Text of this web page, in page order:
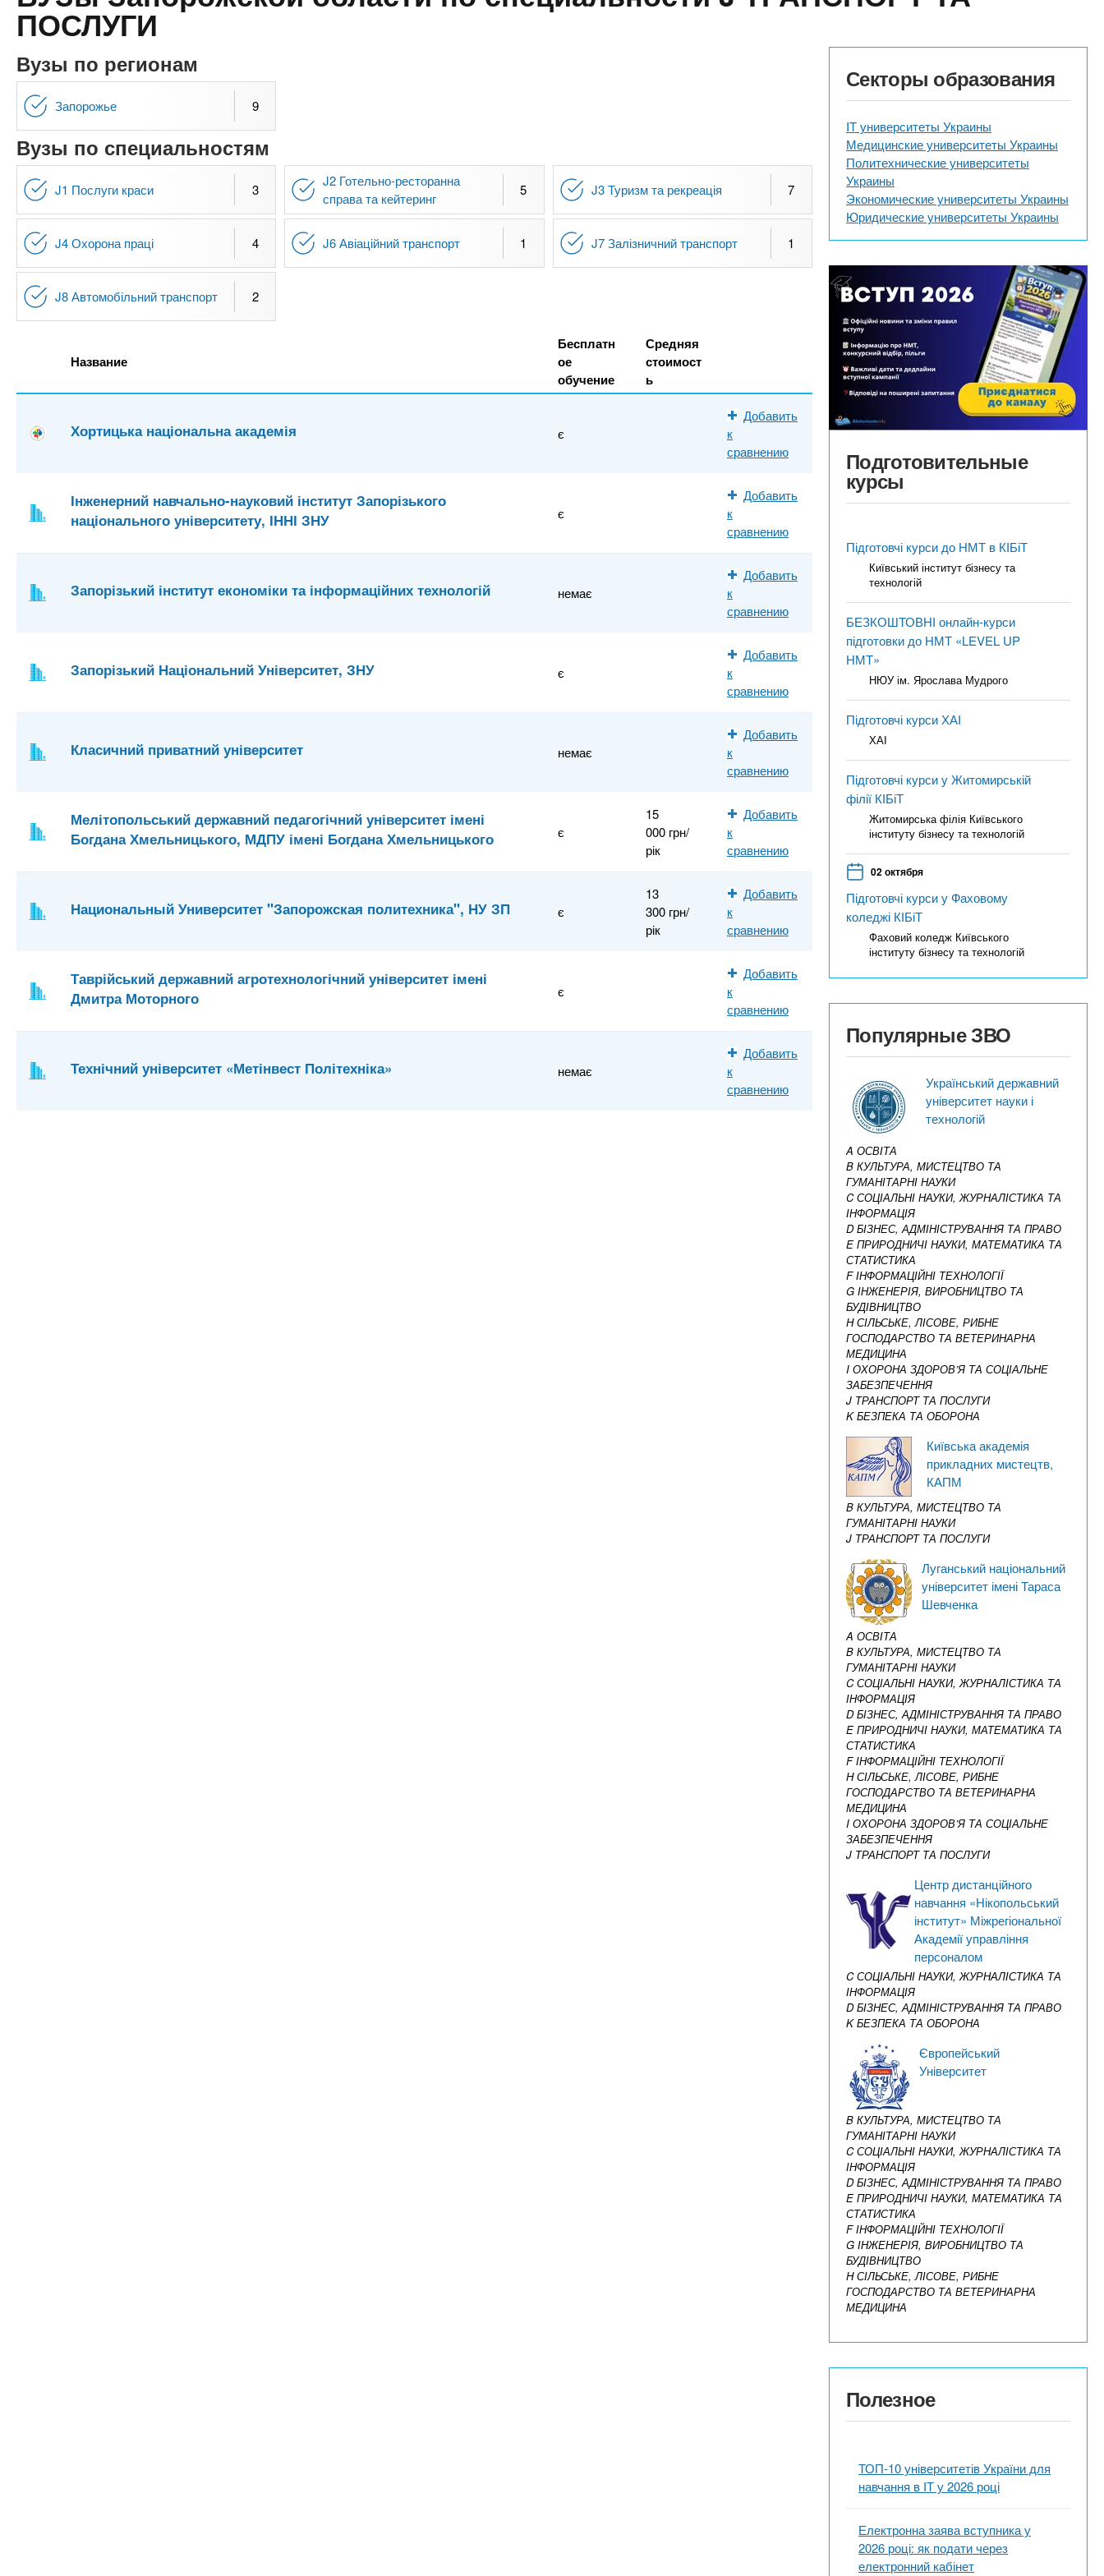
n
t
s
.
i
n
f
o
х
з
а
в
е
д
е
н
и
й
ПОСЛУГИ
Вузы по регионам
Запорожье 9
Вузы по специальностям
J1 Послуги краси 3
J2 Готельно-ресторанна
справа та кейтеринг
5 J3 Туризм та рекреація 7
J4 Охорона праці 4 J6 Авіаційний транспорт 1 J7 Залізничний транспорт 1
J8 Автомобільний транспорт 2
Название
Бесплатн
ое
обучение
Средняя
стоимост
ь
Хортицька національна академія є
Добавить
к
сравнению
Інженерний навчально-науковий інститут Запорізького
національного університету, ІННІ ЗНУ
є
Добавить
к
сравнению
Запорізький інститут економіки та інформаційних технологій немає
Добавить
к
сравнению
Запорізький Національний Університет, ЗНУ є
Добавить
к
сравнению
Класичний приватний університет немає
Добавить
к
сравнению
Мелітопольський державний педагогічний університет імені
Богдана Хмельницького, МДПУ імені Богдана Хмельницького
є
15
000 грн/
рік
Добавить
к
сравнению
Национальный Университет "Запорожская политехника", НУ ЗП є
13
300 грн/
рік
Добавить
к
сравнению
Таврійський державний агротехнологічний університет імені
Дмитра Моторного
є
Добавить
к
сравнению
Технічний університет «Метінвест Політехніка» немає
Добавить
к
сравнению
Секторы образования
IT университеты Украины
Медицинские университеты Украины
Политехнические университеты
Украины
Экономические университеты Украины
Юридические университеты Украины
Подготовительные
курсы
Підготовчі курси до НМТ в КІБіТ
Київський інститут бізнесу та
технологій
БЕЗКОШТОВНІ онлайн-курси
підготовки до НМТ «LEVEL UP
НМТ»
НЮУ ім. Ярослава Мудрого
Підготовчі курси ХАІ
ХАІ
Підготовчі курси у Житомирській
філії КІБіТ
Житомирська філія Київського
інституту бізнесу та технологій
02 октября
Підготовчі курси у Фаховому
коледжі КІБіТ
Фаховий коледж Київського
інституту бізнесу та технологій
Популярные ЗВО
Український державний
університет науки і
технологій
A ОСВІТА
B КУЛЬТУРА, МИСТЕЦТВО ТА
ГУМАНІТАРНІ НАУКИ
C СОЦІАЛЬНІ НАУКИ, ЖУРНАЛІСТИКА ТА
ІНФОРМАЦІЯ
D БІЗНЕС, АДМІНІСТРУВАННЯ ТА ПРАВО
E ПРИРОДНИЧІ НАУКИ, МАТЕМАТИКА ТА
СТАТИСТИКА
F ІНФОРМАЦІЙНІ ТЕХНОЛОГІЇ
G ІНЖЕНЕРІЯ, ВИРОБНИЦТВО ТА
БУДІВНИЦТВО
H СІЛЬСЬКЕ, ЛІСОВЕ, РИБНЕ
ГОСПОДАРСТВО ТА ВЕТЕРИНАРНА
МЕДИЦИНА
I ОХОРОНА ЗДОРОВ’Я ТА СОЦІАЛЬНЕ
ЗАБЕЗПЕЧЕННЯ
J ТРАНСПОРТ ТА ПОСЛУГИ
K БЕЗПЕКА ТА ОБОРОНА
Київська академія
прикладних мистецтв,
КАПМ
B КУЛЬТУРА, МИСТЕЦТВО ТА
ГУМАНІТАРНІ НАУКИ
J ТРАНСПОРТ ТА ПОСЛУГИ
Луганський національний
університет імені Тараса
Шевченка
A ОСВІТА
B КУЛЬТУРА, МИСТЕЦТВО ТА
ГУМАНІТАРНІ НАУКИ
C СОЦІАЛЬНІ НАУКИ, ЖУРНАЛІСТИКА ТА
ІНФОРМАЦІЯ
D БІЗНЕС, АДМІНІСТРУВАННЯ ТА ПРАВО
E ПРИРОДНИЧІ НАУКИ, МАТЕМАТИКА ТА
СТАТИСТИКА
F ІНФОРМАЦІЙНІ ТЕХНОЛОГІЇ
H СІЛЬСЬКЕ, ЛІСОВЕ, РИБНЕ
ГОСПОДАРСТВО ТА ВЕТЕРИНАРНА
МЕДИЦИНА
I ОХОРОНА ЗДОРОВ’Я ТА СОЦІАЛЬНЕ
ЗАБЕЗПЕЧЕННЯ
J ТРАНСПОРТ ТА ПОСЛУГИ
Центр дистанційного
навчання «Нікопольський
інститут» Міжрегіональної
Академії управління
персоналом
C СОЦІАЛЬНІ НАУКИ, ЖУРНАЛІСТИКА ТА
ІНФОРМАЦІЯ
D БІЗНЕС, АДМІНІСТРУВАННЯ ТА ПРАВО
K БЕЗПЕКА ТА ОБОРОНА
Європейський
Університет
B КУЛЬТУРА, МИСТЕЦТВО ТА
ГУМАНІТАРНІ НАУКИ
C СОЦІАЛЬНІ НАУКИ, ЖУРНАЛІСТИКА ТА
ІНФОРМАЦІЯ
D БІЗНЕС, АДМІНІСТРУВАННЯ ТА ПРАВО
E ПРИРОДНИЧІ НАУКИ, МАТЕМАТИКА ТА
СТАТИСТИКА
F ІНФОРМАЦІЙНІ ТЕХНОЛОГІЇ
G ІНЖЕНЕРІЯ, ВИРОБНИЦТВО ТА
БУДІВНИЦТВО
H СІЛЬСЬКЕ, ЛІСОВЕ, РИБНЕ
ГОСПОДАРСТВО ТА ВЕТЕРИНАРНА
МЕДИЦИНА
Полезное
ТОП-10 університетів України для
навчання в ІТ у 2026 році
Електронна заява вступника у
2026 році: як подати через
електронний кабінет